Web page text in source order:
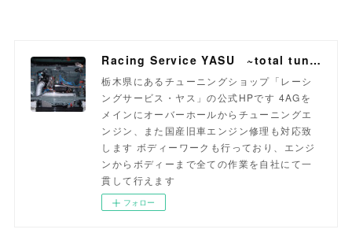
Racing Service YASU ~total tuning proshop~
栃木県にあるチューニングショップ「レーシ
ングサービス・ヤス」の公式HPです 4AGを
メインにオーバーホールからチューニングエ
ンジン、また国産旧車エンジン修理も対応致
します ボディーワークも行っており、エンジ
ンからボディーまで全ての作業を自社にて一
貫して行えます
フォロー